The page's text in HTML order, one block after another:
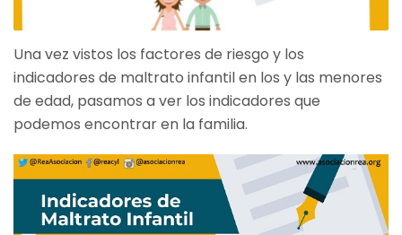
Una vez vistos los factores de riesgo y los
indicadores de maltrato infantil en los y las menores
de edad, pasamos a ver los indicadores que
podemos encontrar en la familia.